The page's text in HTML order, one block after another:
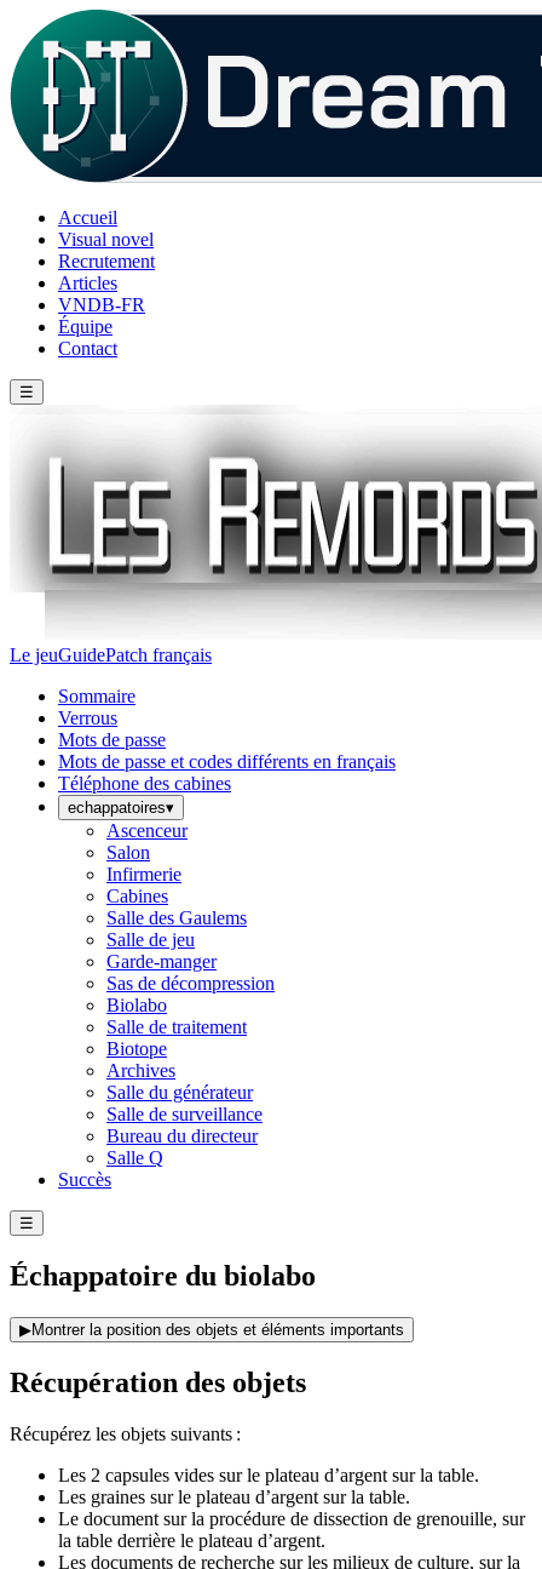
Accueil
Visual novel
Recrutement
Articles
VNDB-FR
Équipe
Contact
☰
Le jeuGuidePatch français
Sommaire
Verrous
Mots de passe
Mots de passe et codes différents en français
Téléphone des cabines
echappatoires▾
Ascenceur
Salon
Infirmerie
Cabines
Salle des Gaulems
Salle de jeu
Garde-manger
Sas de décompression
Biolabo
Salle de traitement
Biotope
Archives
Salle du générateur
Salle de surveillance
Bureau du directeur
Salle Q
Succès
☰
Échappatoire du biolabo
▶Montrer la position des objets et éléments importants
Récupération des objets
Récupérez les objets suivants :
Les 2 capsules vides sur le plateau d’argent sur la table.
Les graines sur le plateau d’argent sur la table.
Le document sur la procédure de dissection de grenouille, sur
la table derrière le plateau d’argent.
Les documents de recherche sur les milieux de culture, sur la